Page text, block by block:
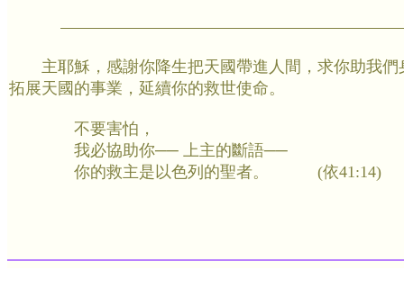
主耶穌，感謝你降生把天國帶進人間，求你助我們
拓展天國的事業，延續你的救世使命。
不要害怕，
我必協助你── 上主的斷語──
你的救主是以色列的聖者。 (依41:14)